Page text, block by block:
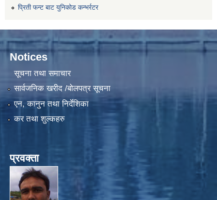
प्रिती फन्ट बाट युनिकोड कन्भर्रटर
Notices
सूचना तथा समाचार
सार्वजनिक खरीद /बोलपत्र सूचना
एन, कानुन तथा निर्देशिका
कर तथा शुल्कहरु
प्रवक्ता